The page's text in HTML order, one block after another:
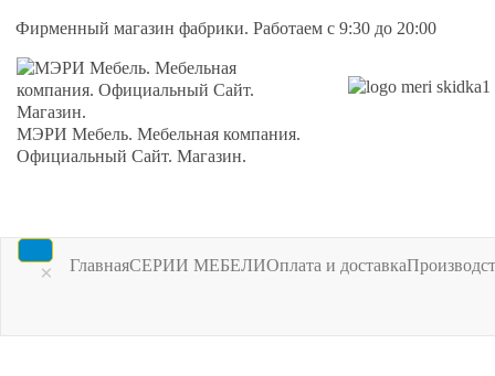
Фирменный магазин фабрики. Работаем с 9:30 до 20:00
МЭРИ Мебель. Мебельная компания.
Официальный Сайт. Магазин.
× ГлавнаяСЕРИИ МЕБЕЛИОплата и доставка